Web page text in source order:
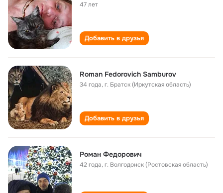
47 лет
Добавить в друзья
Roman Fedorovich Samburov
34 года,г. Братск (Иркутская область)
Добавить в друзья
Роман Федорович
42 года,г. Волгодонск (Ростовская область)